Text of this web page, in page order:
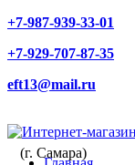
+7-987-939-33-01
+7-929-707-87-35
eft13@mail.ru
(г. Самара)